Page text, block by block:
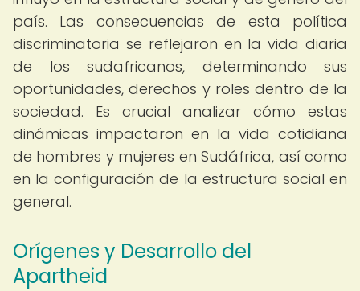
país. Las consecuencias de esta política
discriminatoria se reflejaron en la vida diaria
de los sudafricanos, determinando sus
oportunidades, derechos y roles dentro de la
sociedad. Es crucial analizar cómo estas
dinámicas impactaron en la vida cotidiana
de hombres y mujeres en Sudáfrica, así como
en la configuración de la estructura social en
general.
Orígenes y Desarrollo del
Apartheid